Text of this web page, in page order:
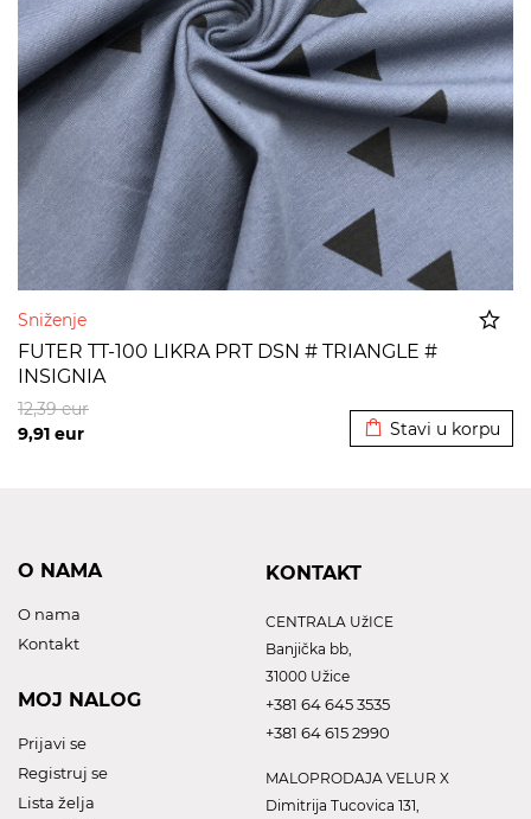
Sniženje
FUTER TT-100 LIKRA PRT DSN # TRIANGLE #
INSIGNIA
9,91 eur
12,39eur
Stavi u korpu
O NAMA
O nama
Kontakt
MOJ NALOG
Prijavi se
Registruj se
Lista želja
KONTAKT
CENTRALA UžICE
Banjička bb,
31000 Užice
+381 64 645 3535
+381 64 615 2990
MALOPRODAJA VELUR X
Dimitrija Tucovica 131,